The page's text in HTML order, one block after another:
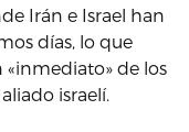
Irán e Israel han
días, lo que
«inmediato» de los
israelí.